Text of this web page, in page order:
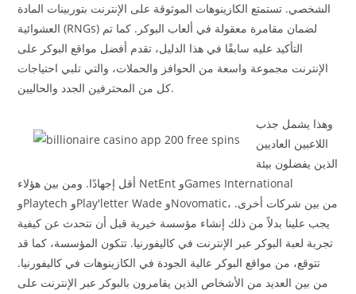
الشخصي. تستمتع الكازينوهات الموثوقة على الإنترنت بتوربينات المادة
العشوائية (RNGs) لضمان مقامرة معقولة في ألعاب البوكر. كما تم
التأكيد عليه سابقًا في هذا الدليل، تقدم أفضل مواقع البوكر على
الإنترنت مجموعة واسعة من الحوافز والحملات، والتي تلبي احتياجات
كل من المحترفين الجدد والحاليين.
وهذا يشمل جذب
اللاعبين العاديين
الذين يفضلون بيئة
أقل إجهادًا. ومن بين هؤلاء NetEnt وGames International
وPlaytech وPlay'letter Wade وNovomatic، من بين شركات أخرى.
يجب علينا بدلاً من ذلك إنشاء مؤسسة خيرية قبل أن نتحدث عن كيفية
تجربة لعبة البوكر عبر الإنترنت في كاليفورنيا. تتكون المؤسسة، كما قد
تتوقع، من مواقع البوكر عالية الجودة في الكازينوهات في كاليفورنيا.
من بين العديد من الأشخاص الذين يقامرون بالبوكر عبر الإنترنت على